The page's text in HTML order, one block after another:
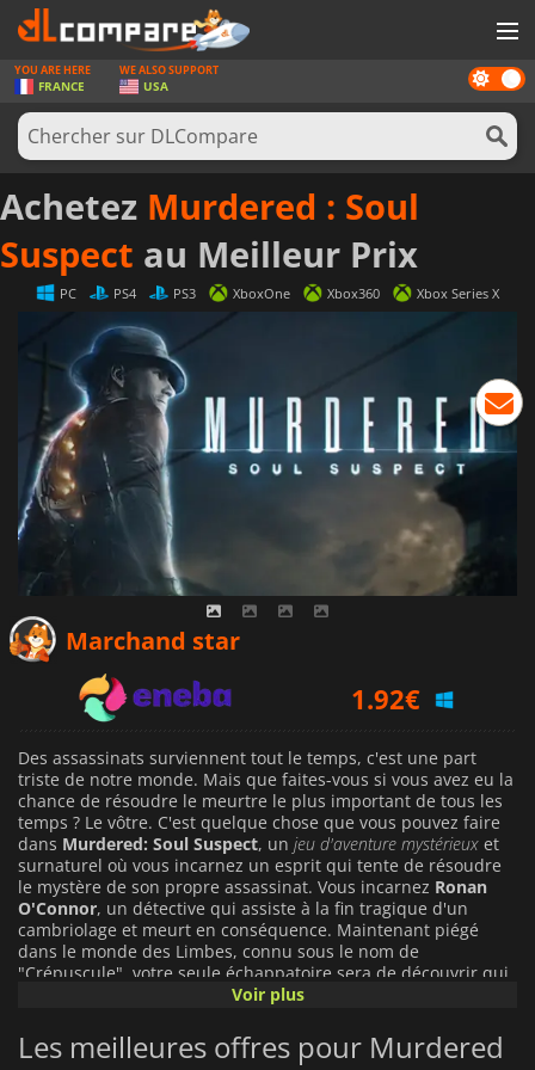
JEUX
CARTES PRÉPAYÉES
LOGICIELS
CONCOURS
MATÉRIEL
SE CONNECTER OU S'INSCRIRE
Dark
mode
YOU ARE HERE
FRANCE
WE ALSO SUPPORT
USA
Achetez Murdered : Soul
Suspect au Meilleur Prix
PC PS4 PS3 XboxOne Xbox360 Xbox Series X
Marchand star
1.92€
2.39€
Des assassinats surviennent tout le temps, c'est une part
triste de notre monde. Mais que faites-vous si vous avez eu la
chance de résoudre le meurtre le plus important de tous les
temps ? Le vôtre. C'est quelque chose que vous pouvez faire
dans Murdered: Soul Suspect, un jeu d'aventure mystérieux et
surnaturel où vous incarnez un esprit qui tente de résoudre
le mystère de son propre assassinat. Vous incarnez Ronan
O'Connor, un détective qui assiste à la fin tragique d'un
cambriolage et meurt en conséquence. Maintenant piégé
dans le monde des Limbes, connu sous le nom de
"Crépuscule", votre seule échappatoire sera de découvrir qui
est votre tueur. Heureusement, vous n'aurez pas seulement à
vos compétences de détective pour comprendre la vérité
derrière votre mort. Vous allez explorerla mystérieuse ville de
Voir plus
Les meilleures offres pour Murdered